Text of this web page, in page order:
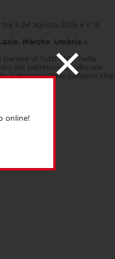
online!
il 24 agosto 2016 e il 18
, Marche, Umbria e
parlare di tutti 140): nella
del patrimonio culturale-
il dramma delle persone che,
a sfollare.